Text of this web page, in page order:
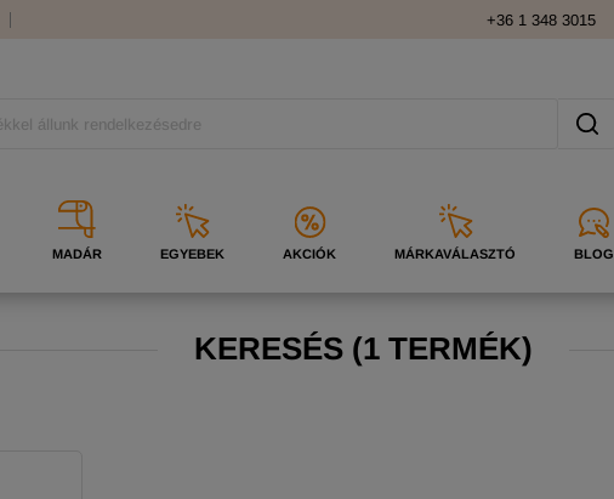
+36 1 348 3015
MADÁR EGYEBEK AKCIÓK MÁRKAVÁLASZTÓ BLOG
KERESÉS(1 TERMÉK)